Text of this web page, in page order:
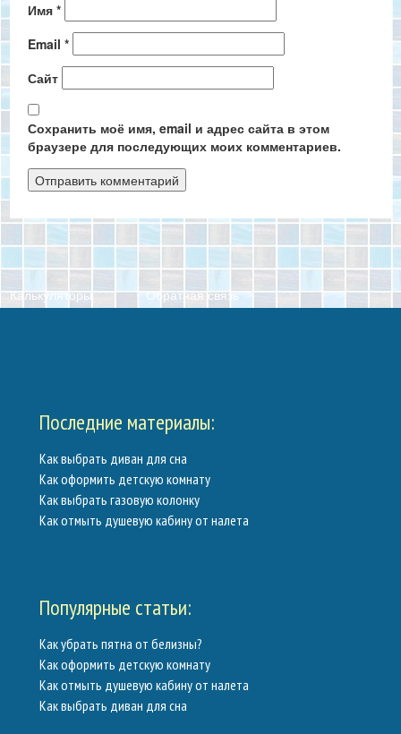
Имя*
Email*
Сайт
Сохранить моё имя, email и адрес сайта в этом
браузере для последующих моих комментариев.
Калькуляторы Обратная связь
Последние материалы:
Как выбрать диван для сна
Как оформить детскую комнату
Как выбрать газовую колонку
Как отмыть душевую кабину от налета
Популярные статьи:
Как убрать пятна от белизны?
Как оформить детскую комнату
Как отмыть душевую кабину от налета
Как выбрать диван для сна